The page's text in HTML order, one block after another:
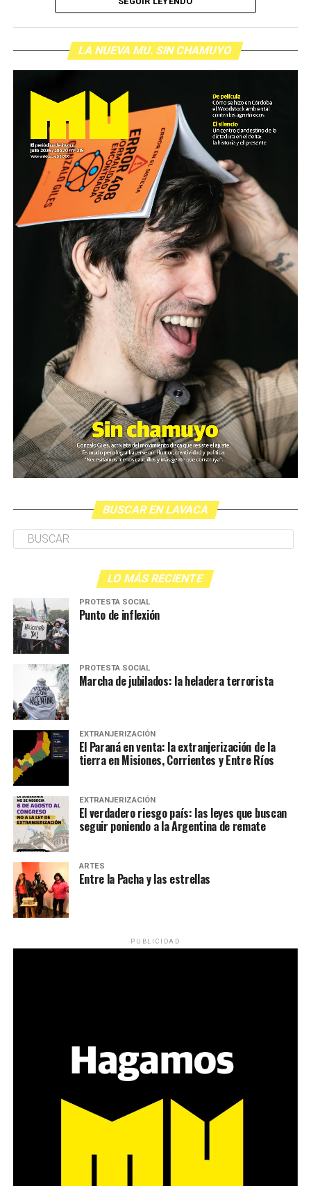
LA NUEVA MU. SIN CHAMUYO
BUSCAR EN LAVACA
LO MÁS RECIENTE
PROTESTA SOCIAL
Punto de inflexión
PROTESTA SOCIAL
Marcha de jubilados: la heladera terrorista
EXTRANJERIZACIÓN
El Paraná en venta: la extranjerización de la
tierra en Misiones, Corrientes y Entre Ríos
EXTRANJERIZACIÓN
El verdadero riesgo país: las leyes que buscan
seguir poniendo a la Argentina de remate
ARTES
Entre la Pacha y las estrellas
PUBLICIDAD